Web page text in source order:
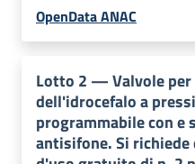
OpenData ANAC
Lotto 2 —Valvole
dell'idrocefalo a
programmabile con e
antisifone. Si